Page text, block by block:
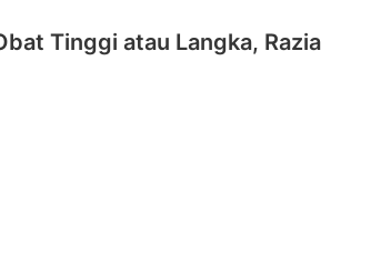
Tinggi atau Langka, Razia